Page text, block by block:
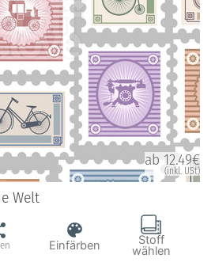
ab 12.49€
(inkl. USt)
Welt
Einfärben Stoff
wählen